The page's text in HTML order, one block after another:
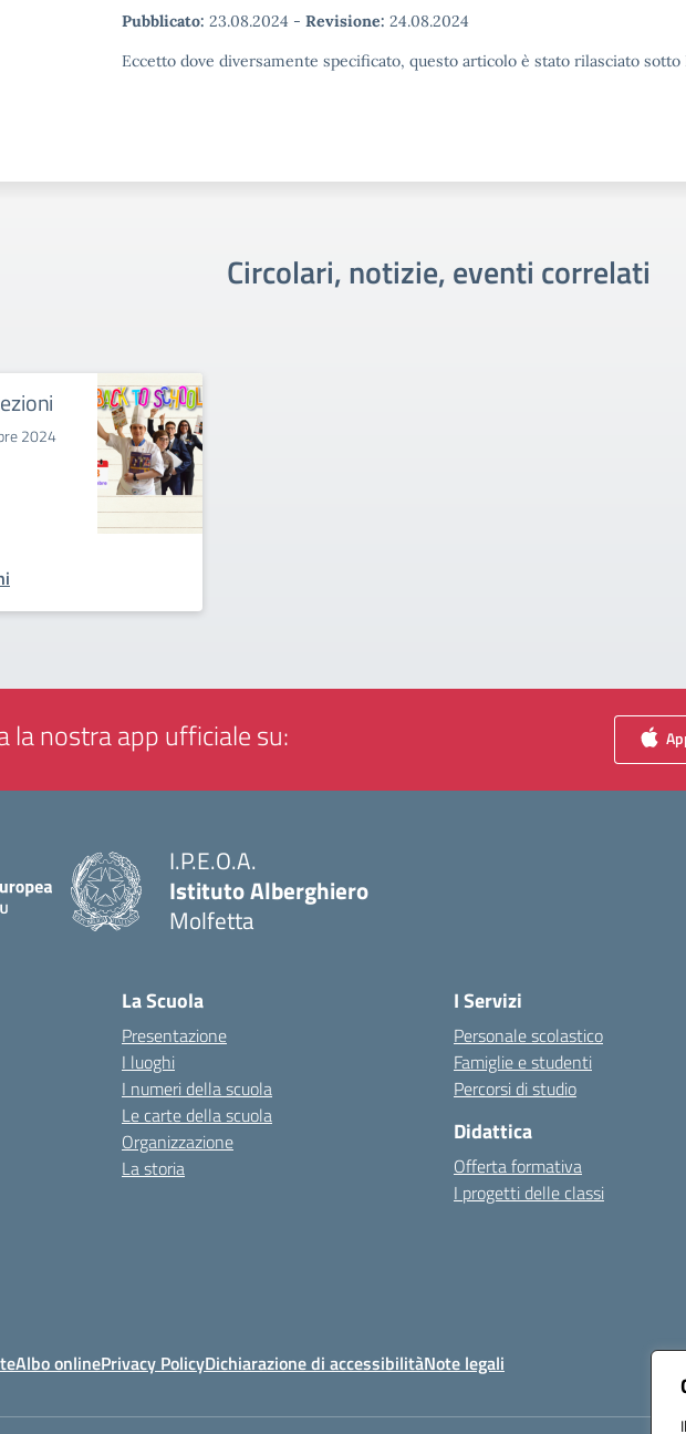
Pubblicato: 23.08.2024 - Revisione: 24.08.2024
Eccetto dove diversamente specificato, questo articolo è stato rilasciato
Circolari, notizie, eventi correlati
2024
la nostra app ufficiale su:
I.P.E.O.A.
Istituto Alberghiero
Molfetta
La Scuola
Presentazione
I luoghi
I numeri della scuola
Le carte della scuola
Organizzazione
La storia
I Servizi
Personale scolastico
Famiglie e studenti
Percorsi di studio
Didattica
Offerta formativa
I progetti delle classi
Albo onlinePrivacy PolicyDichiarazione di accessibilitàNote legali